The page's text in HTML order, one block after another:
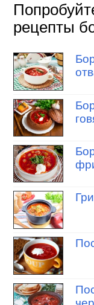
рецепты